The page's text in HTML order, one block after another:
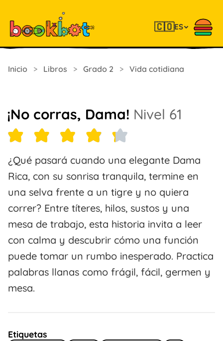
🇨🇴ES
Inicio > Libros > Grado 2 > Vida cotidiana
¡No corras, Dama! Nivel 61
¿Qué pasará cuando una elegante Dama
Rica, con su sonrisa tranquila, termine en
una selva frente a un tigre y no quiera
correr? Entre títeres, hilos, sustos y una
mesa de trabajo, esta historia invita a leer
con calma y descubrir cómo una función
puede tomar un rumbo inesperado. Practica
palabras llanas como frágil, fácil, germen y
mesa.
Etiquetas